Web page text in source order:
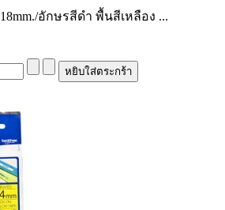
อักษรสีดำ พื้นสีเหลือง ...